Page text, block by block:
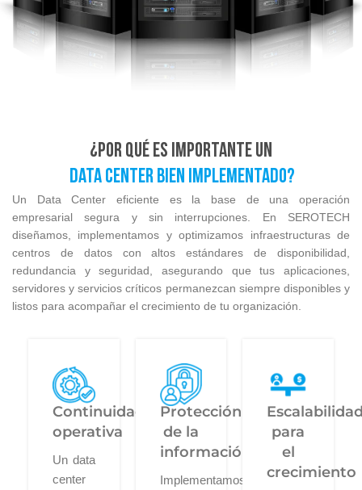
¿Por qué es importante un
data center bien implementado?
Un Data Center eficiente es la base de una operación
empresarial segura y sin interrupciones. En SEROTECH
diseñamos, implementamos y optimizamos infraestructuras de
centros de datos con altos estándares de disponibilidad,
redundancia y seguridad, asegurando que tus aplicaciones,
servidores y servicios críticos permanezcan siempre disponibles y
listos para acompañar el crecimiento de tu organización.
Continuidad
operativa
Un data
center
Protección
de la
información
Implementamos
para
el
crecimiento